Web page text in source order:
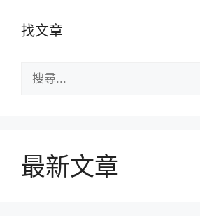
找文章
尋:
最新文章